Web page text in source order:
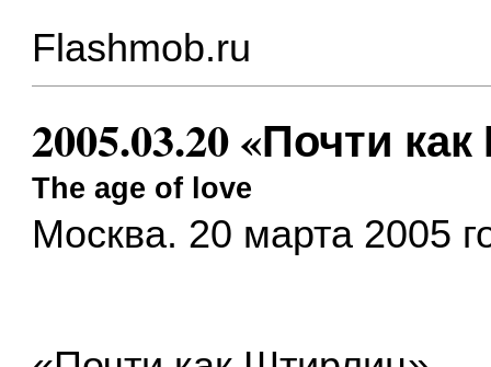
Flashmob.ru
2005.03.20 «Почти
The age of love
Москва. 20 марта 2005